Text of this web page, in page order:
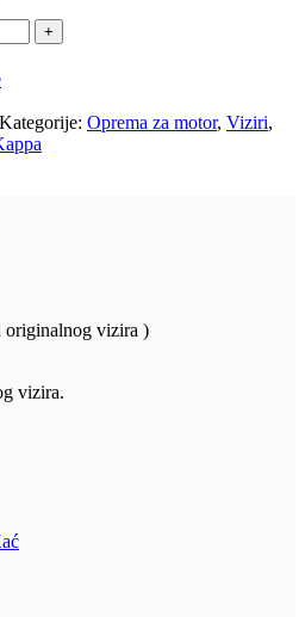
Kategorije: Oprema za motor, Viziri,
originalnog vizira )
vizira.